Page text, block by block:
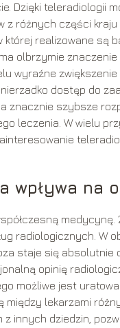
Dzięki teleradiologii
różnych części
realizowane są
olbrzymie
wyraźne
dostęp do
szybsze
leczenia. W wielu
wpływa na
radiologicznych. W
staje się absolutnie
opinię
możliwe jest
między lekarzami
innych dziedzin,